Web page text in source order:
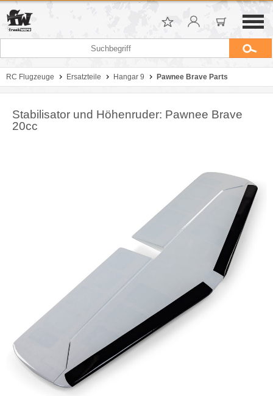
RC Flugzeuge Ersatzteile Hangar 9 Pawnee Brave Parts
Stabilisator und Höhenruder: Pawnee Brave
20cc